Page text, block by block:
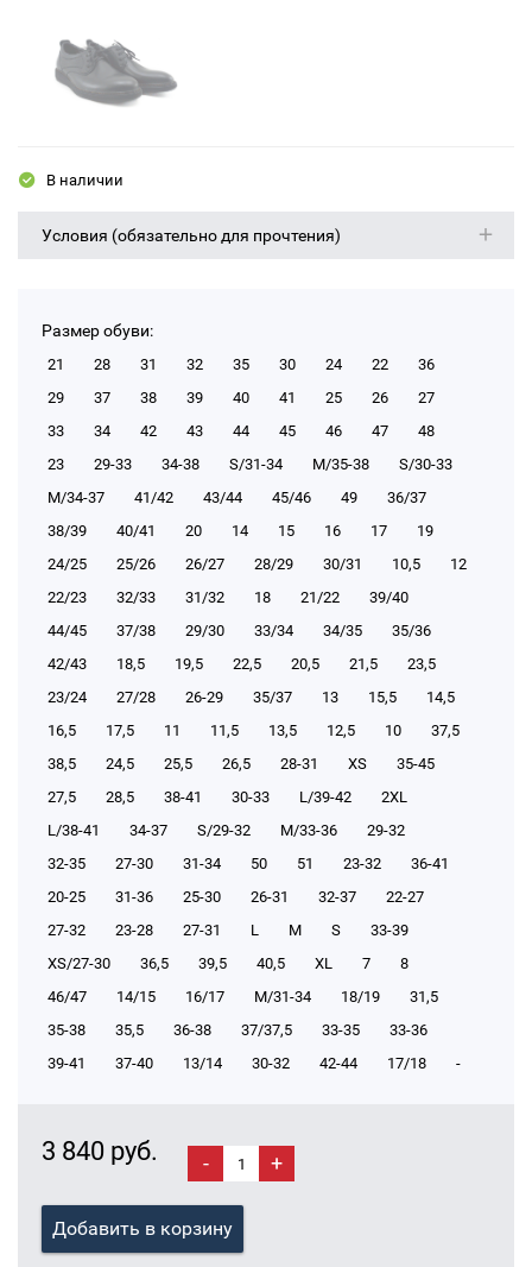
В наличии
Условия (обязательно для прочтения)
Размер обуви:
21 28 31 32 35 30 24 22
36
29
37 38 39 40 41 25 26
27
33
34 42 43 44 45 46 47
48
23
29-33 34-38 S/31-34 М/35-38
S/30-33
М/34-37
41/42 43/44 45/46 49
36/37
38/39
40/41 20 14 15 16 17
19
24/25
25/26 26/27 28/29 30/31 10,5
12
22/23
32/33 31/32 18 21/22
39/40
44/45
37/38 29/30 33/34 34/35
35/36
42/43
18,5 19,5 22,5 20,5 21,5
23,5
23/24
27/28 26-29 35/37 13 15,5
14,5
16,5
17,5 11 11,5 13,5 12,5 10
37,5
38,5
24,5 25,5 26,5 28-31 XS
35-45
27,5
28,5 38-41 30-33 L/39-42
2XL
L/38-41
34-37 S/29-32 М/33-36
29-32
32-35
27-30 31-34 50 51 23-32
36-41
20-25
31-36 25-30 26-31 32-37
22-27
27-32
23-28 27-31 L M S
33-39
XS/27-30
36,5 39,5 40,5 XL 7
8
46/47
14/15 16/17 М/31-34 18/19
31,5
35-38
35,5 36-38 37/37,5 33-35
33-36
39-41
37-40 13/14 30-32 42-44 17/18 -
3 840 руб. - +
Добавить в корзину